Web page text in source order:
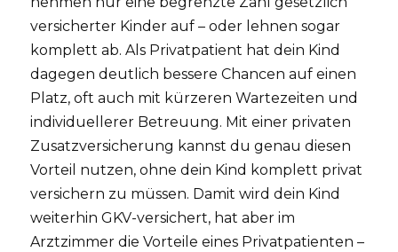
versicherter Kinder auf – oder lehnen sogar
komplett ab. Als Privatpatient hat dein Kind
dagegen deutlich bessere Chancen auf einen
Platz, oft auch mit kürzeren Wartezeiten und
individuellerer Betreuung. Mit einer privaten
Zusatzversicherung kannst du genau diesen
Vorteil nutzen, ohne dein Kind komplett privat
versichern zu müssen. Damit wird dein Kind
weiterhin GKV-versichert, hat aber im
Arztzimmer die Vorteile eines Privatpatienten –